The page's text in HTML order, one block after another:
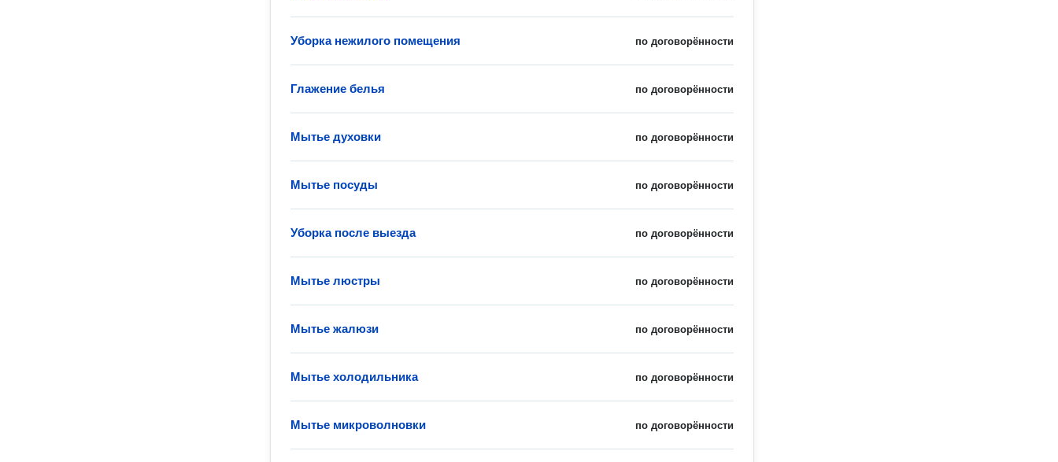
по договорённости
Уборка нежилого помещения
по договорённости
Глажение белья
по договорённости
Мытье духовки
по договорённости
Мытье посуды
по договорённости
Уборка после выезда
по договорённости
Мытье люстры
по договорённости
Мытье жалюзи
по договорённости
Мытье холодильника
по договорённости
Мытье микроволновки